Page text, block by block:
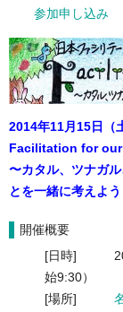
参加申し込み
2014年11月15日
Facilitation for
〜カタル、ツナガ
とを一緒に考えよう
開催概要
[日時] 2014
始9:30）
[場所]